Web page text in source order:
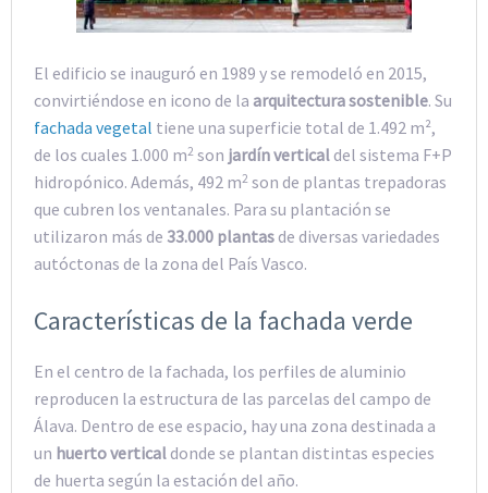
El edificio se inauguró en 1989 y se remodeló en 2015,
convirtiéndose en icono de la arquitectura sostenible. Su
fachada vegetal tiene una superficie total de 1.492 m²,
de los cuales 1.000 m2 son jardín vertical del sistema F+P
hidropónico. Además, 492 m2 son de plantas trepadoras
que cubren los ventanales. Para su plantación se
utilizaron más de 33.000 plantas de diversas variedades
autóctonas de la zona del País Vasco.
Características de la fachada verde
En el centro de la fachada, los perfiles de aluminio
reproducen la estructura de las parcelas del campo de
Álava. Dentro de ese espacio, hay una zona destinada a
un huerto vertical donde se plantan distintas especies
de huerta según la estación del año.